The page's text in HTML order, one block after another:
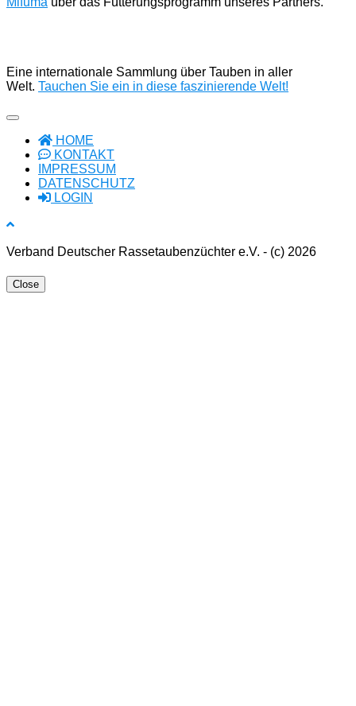
Eine internationale Sammlung über Tauben in aller
Welt. Tauchen Sie ein in diese faszinierende Welt!
HOME
KONTAKT
IMPRESSUM
DATENSCHUTZ
LOGIN
Verband Deutscher Rassetaubenzüchter e.V. - (c) 2026
Close